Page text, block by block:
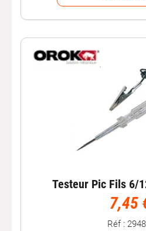
Testeur Pic Fils 6/
7,45
Réf :